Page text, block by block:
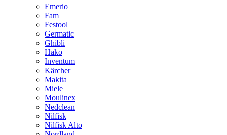
Emerio
Fam
Festool
Germatic
Ghibli
Hako
Inventum
Kärcher
Makita
Miele
Moulinex
Nedclean
Nilfisk
Nilfisk Alto